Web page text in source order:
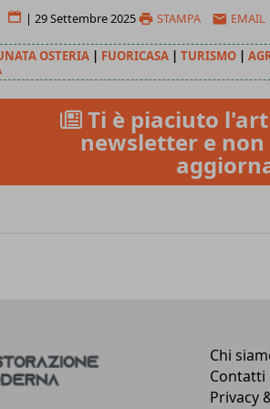
| 29 Settembre 2025 STAMPA EMAIL
OSTERIA | FUORICASA | TURISMO |
Ti è piaciuto
newsletter e
Il Mannarino apre a Saronno e
Chi
Contatti
Privacy